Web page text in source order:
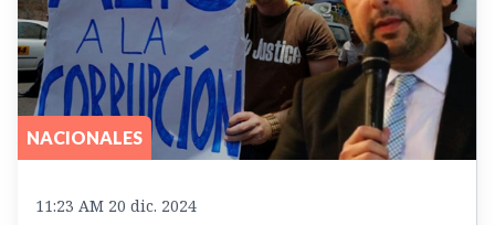
NACIONALES
11:23 AM 20 dic. 2024